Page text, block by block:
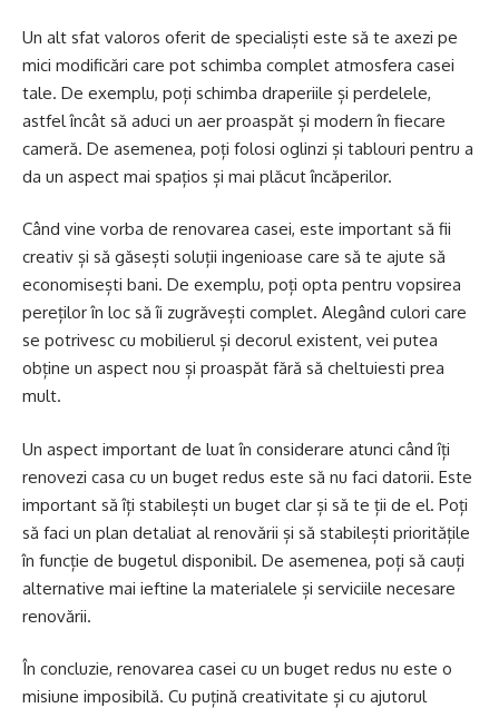
Un alt sfat valoros oferit de specialiști este să te axezi pe
mici modificări care pot schimba complet atmosfera casei
tale. De exemplu, poți schimba draperiile și perdelele,
astfel încât să aduci un aer proaspăt și modern în fiecare
cameră. De asemenea, poți folosi oglinzi și tablouri pentru a
da un aspect mai spațios și mai plăcut încăperilor.
Când vine vorba de renovarea casei, este important să fii
creativ și să găsești soluții ingenioase care să te ajute să
economisești bani. De exemplu, poți opta pentru vopsirea
pereților în loc să îi zugrăvești complet. Alegând culori care
se potrivesc cu mobilierul și decorul existent, vei putea
obține un aspect nou și proaspăt fără să cheltuiesti prea
mult.
Un aspect important de luat în considerare atunci când îți
renovezi casa cu un buget redus este să nu faci datorii. Este
important să îți stabilești un buget clar și să te ții de el. Poți
să faci un plan detaliat al renovării și să stabilești prioritățile
în funcție de bugetul disponibil. De asemenea, poți să cauți
alternative mai ieftine la materialele și serviciile necesare
renovării.
În concluzie, renovarea casei cu un buget redus nu este o
misiune imposibilă. Cu puțină creativitate și cu ajutorul